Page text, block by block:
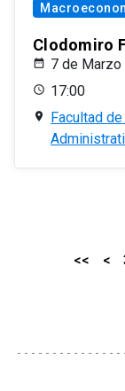
Clodomiro
7 de
17:00
Facultad
<< <